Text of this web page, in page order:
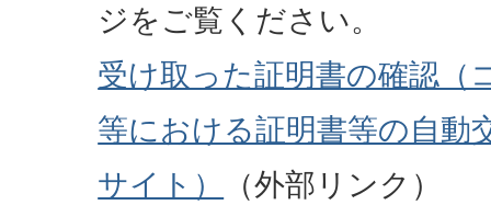
ジをご覧ください。
受け取った証明書の確認（
等における証明書等の自動
サイト）
（外部リンク）